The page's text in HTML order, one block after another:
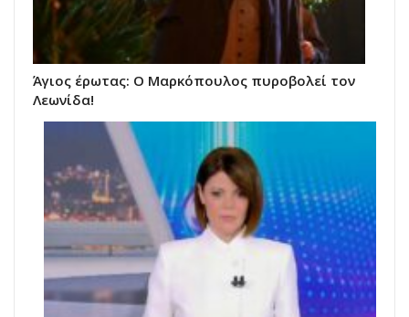
Άγιος έρωτας: Ο Μαρκόπουλος πυροβολεί τον
Λεωνίδα!